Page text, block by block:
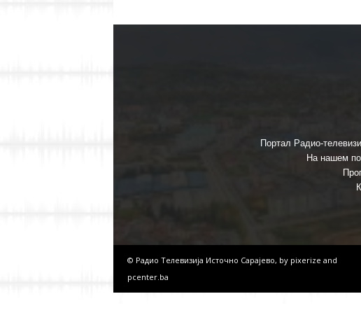
Портал Радио-
На нашем
© Радио Телевизија Источно Сарајево, by pixerize and
pcenter.ba